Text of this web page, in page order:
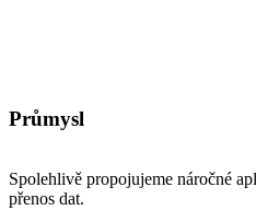
Průmysl
Spolehlivě propojujeme náročné
přenos dat.